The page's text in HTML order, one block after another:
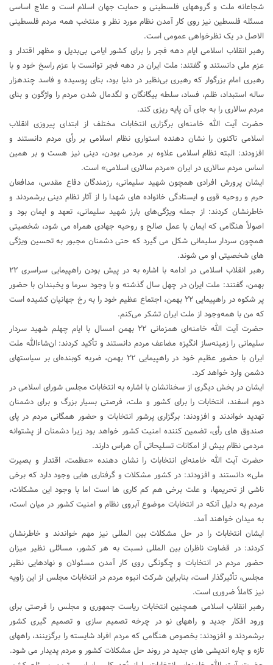
شجاعانه ملت و گروههای فلسطینی و حمایت جهان اسلام است و علاج اساسی
مسئله فلسطین نیز روی کار آمدن نظام مورد نظر و منتخب همه مردم فلسطینی
الاصل در یک نظرخواهی عمومی است.
رهبر انقلاب اسلامی ایام دهه فجر را برای کشور ایامی بی‌بدیل و مظهر اقتدار و
عزم ملی دانستند و گفتند: ملت ایران در دهه فجر توانست با عزم راسخ خود و با
رهبری امام بزرگوار که رهبری بی‌نظیر در دنیا بود، بنای پوسیده و فاسد چندهزار
ساله استبداد، ظلم، فساد، سلطه بیگانگان و لگدمال شدن مردم را واژگون و بنای
مردم سالاری را به جای آن پایه ریزی کند.
حضرت آیت الله خامنه‌ای برگزاری انتخابات مختلف از ابتدای پیروزی انقلاب
اسلامی تاکنون را نشان دهنده استواری نظام اسلامی بر رأی مردم دانستند و
افزودند: البته نظام اسلامی علاوه بر مردمی بودن، دینی نیز هست و بر همین
اساس مردم سالاری در ایران «مردم سالاری اسلامی» است.
ایشان پرورش افرادی همچون شهید سلیمانی، رزمندگان دفاع مقدس، مدافعان
حرم و روحیه قوی و ایستادگی خانواده های شهدا را از آثار نظام دینی برشمردند و
خاطرنشان کردند: از جمله ویژگی‌های بارز شهید سلیمانی، تعهد و ایمان بود و
اصولاً هنگامی که ایمان با عمل صالح و روحیه جهادی همراه می شود، شخصیتی
همچون سردار سلیمانی شکل می گیرد که حتی دشمنان مجبور به تحسین ویژگی
های شخصیتی او می شوند.
رهبر انقلاب اسلامی در ادامه با اشاره به در پیش بودن راهپیمایی سراسری ۲۲
بهمن، گفتند: ملت ایران در چهل سال گذشته و با وجود سرما و یخبندان با حضور
پر شکوه در راهپیمایی ۲۲ بهمن، اجتماع عظیم خود را به رخ جهانیان کشیده است
که من با همه‌وجود از ملت ایران تشکر می‌کنم.
حضرت آیت الله خامنه‌ای همزمانی ۲۲ بهمن امسال با ایام چهلم شهید سردار
سلیمانی را زمینه‌ساز انگیزه مضاعف مردم دانستند و تأکید کردند: ان‌شاءالله ملت
ایران با حضور عظیم خود در راهپیمایی ۲۲ بهمن، ضربه کوبنده‌ای بر سیاستهای
دشمن وارد خواهد کرد.
ایشان در بخش دیگری از سخنانشان با اشاره به انتخابات مجلس شورای اسلامی در
دوم اسفند، انتخابات را برای کشور و ملت، فرصتی بسیار بزرگ و برای دشمنان
تهدید خواندند و افزودند: برگزاری پرشور انتخابات و حضور همگانی مردم در پای
صندوق های رأی، تضمین کننده امنیت کشور خواهد بود زیرا دشمنان از پشتوانه
مردمی نظام بیش از امکانات تسلیحاتی آن هراس دارند.
حضرت آیت الله خامنه‌ای انتخابات را نشان دهنده «عظمت، اقتدار و بصیرت
ملی» دانستند و افزودند: در کشور مشکلات و گرفتاری هایی وجود دارد که برخی
ناشی از تحریمها، و علت برخی هم کم کاری ها است اما با وجود این مشکلات،
مردم به دلیل آنکه در انتخابات موضوع آبروی نظام و امنیت کشور در میان است،
به میدان خواهند آمد.
ایشان انتخابات را در حل مشکلات بین المللی نیز مهم خواندند و خاطرنشان
کردند: در قضاوت ناظران بین المللی نسبت به هر کشور، مسائلی نظیر میزان
حضور مردم در انتخابات و چگونگی روی کار آمدن مسئولان و نهادهایی نظیر
مجلس، تأثیرگذار است، بنابراین شرکت انبوه مردم در انتخابات مجلس از این زاویه
نیز کاملاً ضروری است.
رهبر انقلاب اسلامی همچنین انتخابات ریاست جمهوری و مجلس را فرصتی برای
ورود افکار جدید و راههای نو در چرخه تصمیم سازی و تصمیم گیری کشور
برشمردند و افزودند: بخصوص هنگامی که مردم افراد شایسته را برگزینند، راههای
تازه و چاره اندیشی های جدید در روند حل مشکلات کشور و مردم پدیدار می شود.